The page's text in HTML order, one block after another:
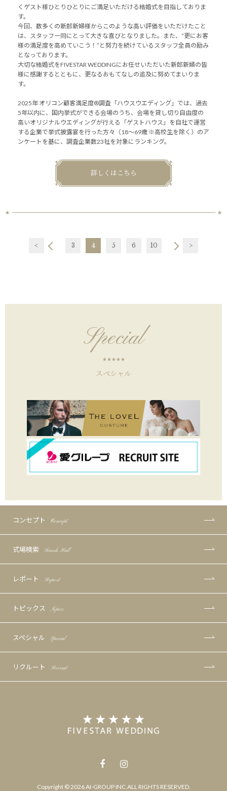
くゲスト様ひとりひとりにご満足いただける結婚式を目指しておりま
す。
今回、数多くの新郎新婦様からこのような高い評価をいただけたこと
は、スタッフ一同にとって大きな喜びとなりました。また、“更にお客
様の満足度を高めていこう！”と努力を続けているスタッフ全員の励み
となっております。
大切な結婚式をFIVESTAR WEDDINGにお任せいただいた新郎新婦の皆
様に感謝するとともに、更なるおもてなしの追及に努めてまいりま
す。
2025年 オリコン顧客満足度®調査「ハウスウエディング」では、過去
5年以内に、国内挙式ができる会場のうち、会場を貸し切り自由度の
高いオリジナルウエディングが行える「ゲストハウス」を自社で運営
する企業で挙式披露宴を行った方々（18～69歳 ※高校生を除く）のア
ンケートを基に、調査企業数23社を対象にランキング。
詳しくはこちら
< 3 4 5 6 10 >
Special
スペシャル
コンセプト Concept
式場検索 Search Hall
レポート Report
トピックス Topics
スペシャル Special
リクルート Recruit
Copyright © 2026 AI-GROUP INC.ALL RIGHTS RESERVED.